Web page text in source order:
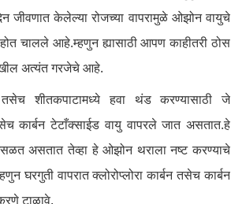
जीवणात केलेल्या रोजच्या वापरामुळे ओझोन वायुचे
चालले आहे.म्हणुन ह्यासाठी आपण काहीतरी ठोस
अत्यंत गरजेचे आहे.
शीतकपाटामध्ये हवा थंड करण्यासाठी जे
कार्बन टेटाँक्साईड वायु वापरले जात असतात.हे
असतात तेव्हा हे ओझोन थराला नष्ट करण्याचे
घरगुती वापरात क्लोरोप्लोरा कार्बन तसेच कार्बन
टाळावे.